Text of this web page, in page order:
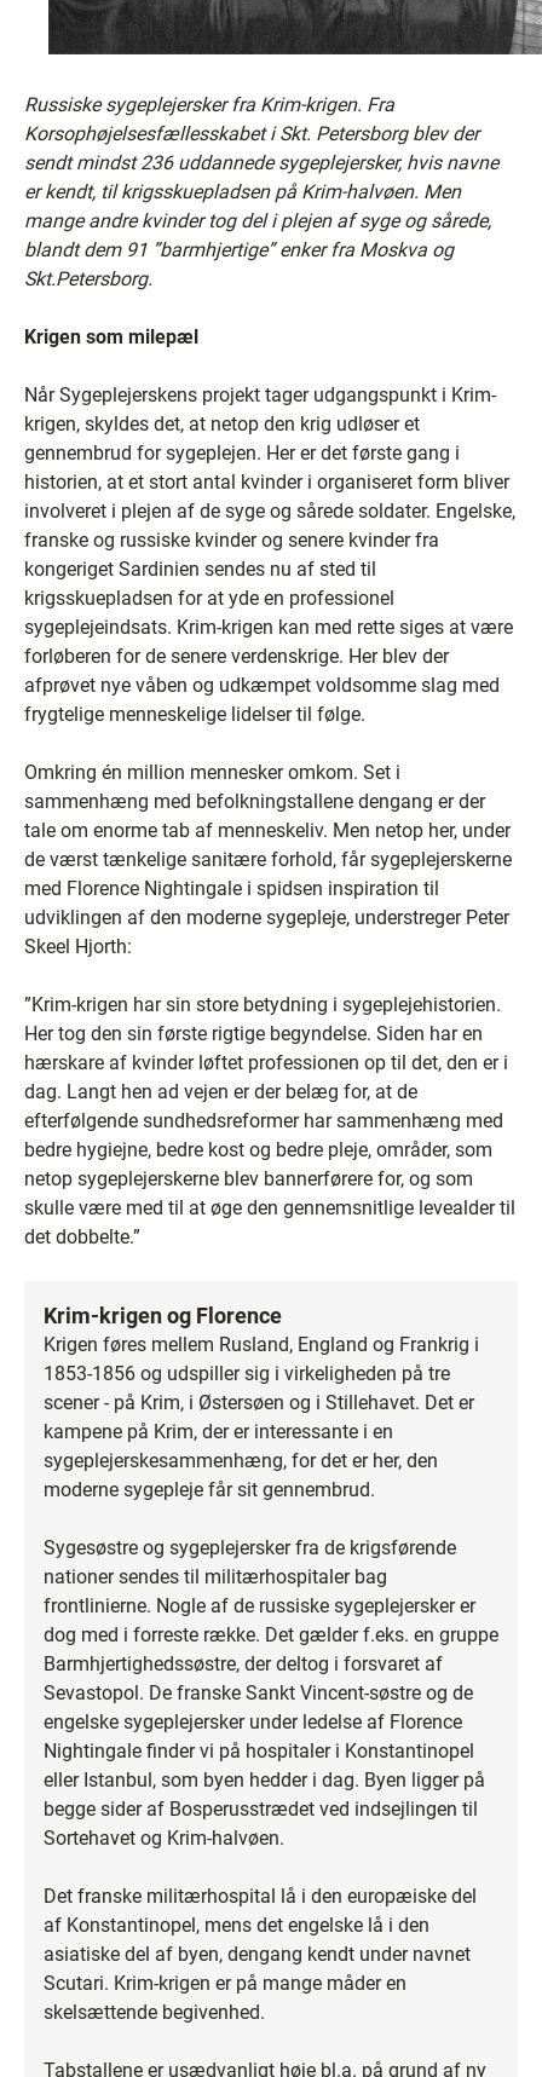
Russiske sygeplejersker fra Krim-krigen. Fra
Korsophøjelsesfællesskabet i Skt. Petersborg blev der
sendt mindst 236 uddannede sygeplejersker, hvis navne
er kendt, til krigsskuepladsen på Krim-halvøen. Men
mange andre kvinder tog del i plejen af syge og sårede,
blandt dem 91 ”barmhjertige” enker fra Moskva og
Skt.Petersborg.
Krigen som milepæl
Når Sygeplejerskens projekt tager udgangspunkt i Krim-
krigen, skyldes det, at netop den krig udløser et
gennembrud for sygeplejen. Her er det første gang i
historien, at et stort antal kvinder i organiseret form bliver
involveret i plejen af de syge og sårede soldater. Engelske,
franske og russiske kvinder og senere kvinder fra
kongeriget Sardinien sendes nu af sted til
krigsskuepladsen for at yde en professionel
sygeplejeindsats. Krim-krigen kan med rette siges at være
forløberen for de senere verdenskrige. Her blev der
afprøvet nye våben og udkæmpet voldsomme slag med
frygtelige menneskelige lidelser til følge.
Omkring én million mennesker omkom. Set i
sammenhæng med befolkningstallene dengang er der
tale om enorme tab af menneskeliv. Men netop her, under
de værst tænkelige sanitære forhold, får sygeplejerskerne
med Florence Nightingale i spidsen inspiration til
udviklingen af den moderne sygepleje, understreger Peter
Skeel Hjorth:
”Krim-krigen har sin store betydning i sygeplejehistorien.
Her tog den sin første rigtige begyndelse. Siden har en
hærskare af kvinder løftet professionen op til det, den er i
dag. Langt hen ad vejen er der belæg for, at de
efterfølgende sundhedsreformer har sammenhæng med
bedre hygiejne, bedre kost og bedre pleje, områder, som
netop sygeplejerskerne blev bannerførere for, og som
skulle være med til at øge den gennemsnitlige levealder til
det dobbelte.”
Krim-krigen og Florence
Krigen føres mellem Rusland, England og Frankrig i
1853-1856 og udspiller sig i virkeligheden på tre
scener - på Krim, i Østersøen og i Stillehavet. Det er
kampene på Krim, der er interessante i en
sygeplejerskesammenhæng, for det er her, den
moderne sygepleje får sit gennembrud.
Sygesøstre og sygeplejersker fra de krigsførende
nationer sendes til militærhospitaler bag
frontlinierne. Nogle af de russiske sygeplejersker er
dog med i forreste række. Det gælder f.eks. en gruppe
Barmhjertighedssøstre, der deltog i forsvaret af
Sevastopol. De franske Sankt Vincent-søstre og de
engelske sygeplejersker under ledelse af Florence
Nightingale finder vi på hospitaler i Konstantinopel
eller Istanbul, som byen hedder i dag. Byen ligger på
begge sider af Bosperusstrædet ved indsejlingen til
Sortehavet og Krim-halvøen.
Det franske militærhospital lå i den europæiske del
af Konstantinopel, mens det engelske lå i den
asiatiske del af byen, dengang kendt under navnet
Scutari. Krim-krigen er på mange måder en
skelsættende begivenhed.
Tabstallene er usædvanligt høje bl.a. på grund af ny